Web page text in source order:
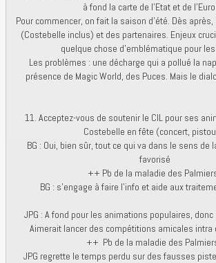
à fond la carte de l’Etat et de
Pour commencer, on fait la saison d’été. Dès
(Costebelle inclus) et des partenaires. Enjeux
quelque chose d’emblématique pour
Les problèmes : une décharge qui a pollué la
présence de Magic World, des Puces. Mais le
11. Acceptez-vous de soutenir le CIL pour ses
Costebelle en fête (concert,
BG : Oui, bien sûr, tout ce qui va dans le sens de
favorisé
++ Pb de la maladie des
BG : s’engage à faire l’info et aide aux
JPG : A fond pour les animations populaires, donc
Aimerait lancer des compétitions amicales intra
++ Pb de la maladie des
JPG regrette le temps perdu sur des fausses